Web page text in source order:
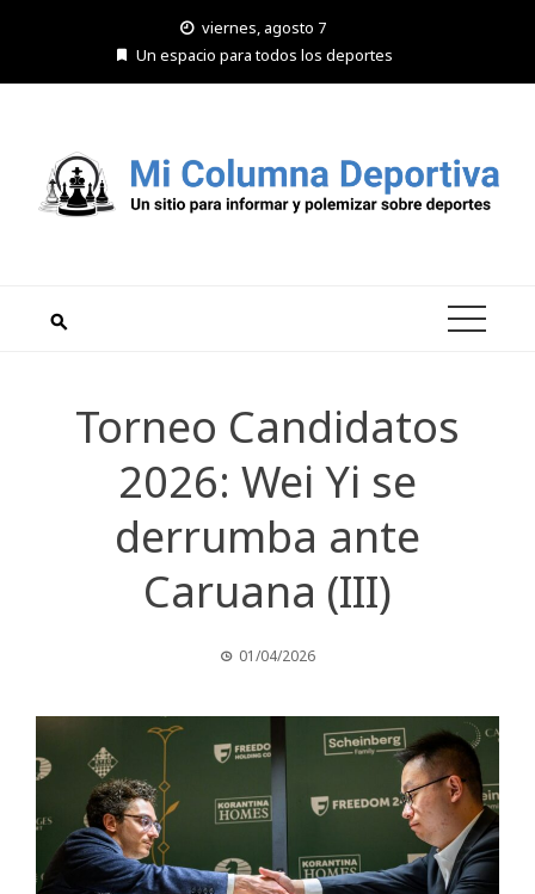
viernes, agosto 7
Un espacio para todos los deportes
Torneo Candidatos
2026: Wei Yi se
derrumba ante
Caruana (III)
01/04/2026